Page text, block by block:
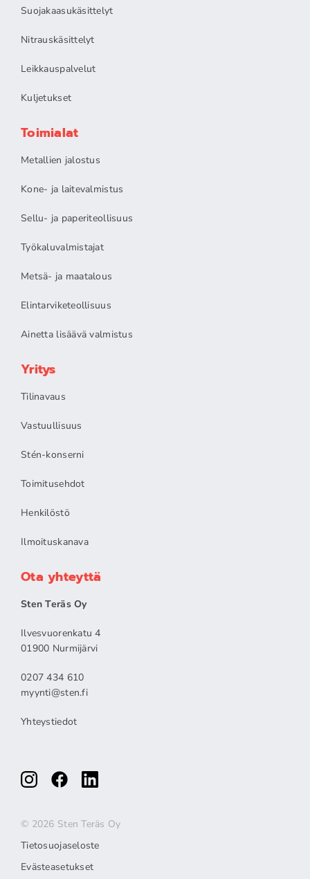
Suojakaasukäsittelyt
Nitrauskäsittelyt
Leikkauspalvelut
Kuljetukset
Toimialat
Metallien jalostus
Kone- ja laitevalmistus
Sellu- ja paperiteollisuus
Työkaluvalmistajat
Metsä- ja maatalous
Elintarviketeollisuus
Ainetta lisäävä valmistus
Yritys
Tilinavaus
Vastuullisuus
Stén-konserni
Toimitusehdot
Henkilöstö
Ilmoituskanava
Ota yhteyttä
Sten Teräs Oy
Ilvesvuorenkatu 4
01900 Nurmijärvi
0207 434 610
myynti@sten.fi
Yhteystiedot
© 2026 Sten Teräs Oy
Tietosuojaseloste
Evästeasetukset